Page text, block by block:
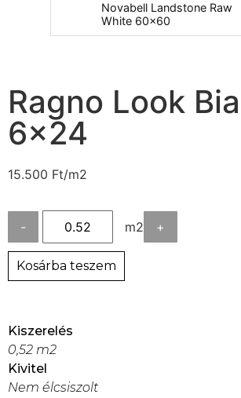
Novabell Landstone Raw
White 60x60
Ragno Look
6×24
15.500 Ft/m2
- m2 +
Kosárba teszem
Kiszerelés
0,52 m2
Kivitel
Nem élcsiszolt